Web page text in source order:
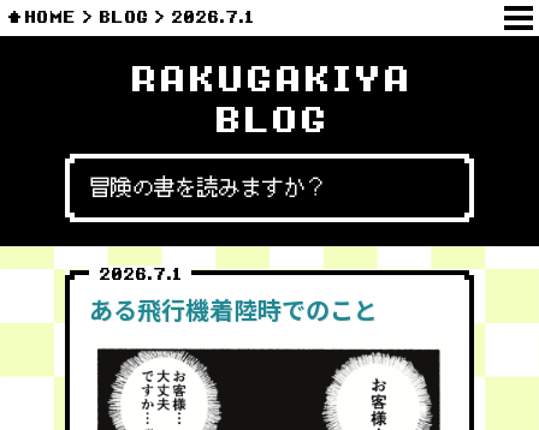
HOME BLOG 2026.7.1
RAKUGAKIYA
BLOG
冒険の書を読みますか？
2026.7.1
ある飛行機着陸時でのこと